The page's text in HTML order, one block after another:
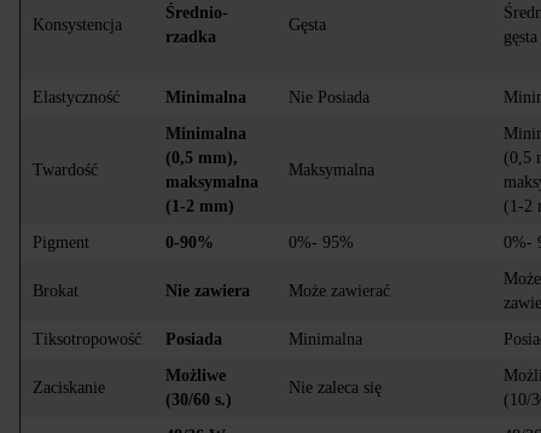
Konsystencja
Średnio-
rzadka
Gęsta
gęsta
Elastyczność Minimalna Nie Posiada
Twardość
Minimalna
(0,5 mm),
maksymalna
(1-2 mm)
Maksymalna
(0,5
(1-2
Pigment
0-90% 0%- 95% 0%-
Brokat Nie zawiera Może zawierać
Może
Tiksotropowość
Posiada Minimalna
Zaciskanie
Możliwe
(30/60 s.)
Nie zaleca się
(10/